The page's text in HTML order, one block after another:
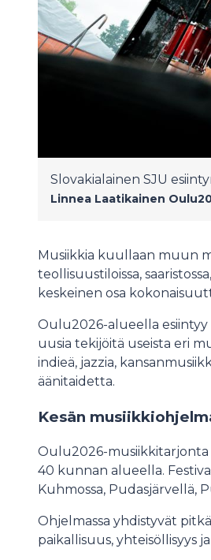
Slovakialainen SJU
Linnea Laatikainen
Musiikkia kuullaan muun
teollisuustiloissa,
keskeinen osa
Oulu2026-alueella esiintyy
uusia tekijöitä useista eri
indieä, jazzia,
äänitaidetta.
Kesän
Oulu2026-musiikkitarjonta
40 kunnan alueella.
Kuhmossa, Pudasjärvellä,
Ohjelmassa yhdistyvät
paikallisuus, yhteisöllisyys